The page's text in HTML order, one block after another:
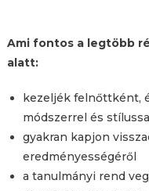
Ami fontos a legtöbb
alatt:
kezeljék felnőttként,
módszerrel és
gyakran kapjon
eredményességéről
a tanulmányi rend